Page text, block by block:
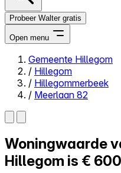
Probeer Walter gratis
Open menu
Close menu
Zelf kopen
Alles-in-één
Reviews
Gemeente Hillegom
/ Hillegom
/ Hillegommerbeek
/ Meerlaan 82
Woningwaarde
Hillegom is €